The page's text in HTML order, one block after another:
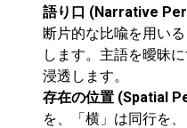
語り口 (Narrative
断片的な比喩を用い
します。主語を曖昧
浸透します。
存在の位置 (Spatial
を、「横」は同行を